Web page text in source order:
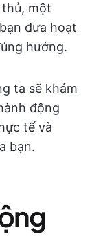
một
đưa hoạt
hướng.
ta sẽ khám
động
tế và
bạn.